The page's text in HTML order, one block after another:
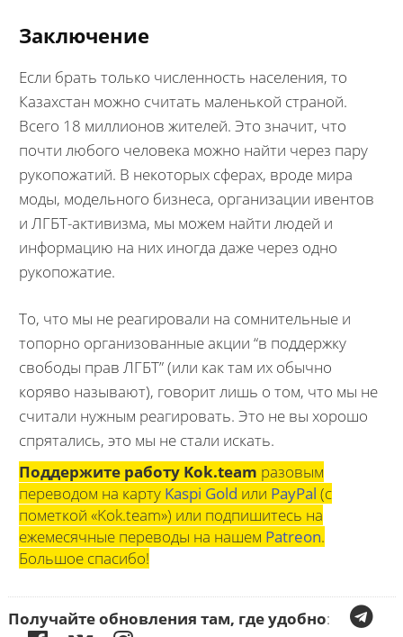
Заключение
Если брать только численность населения, то
Казахстан можно считать маленькой страной.
Всего 18 миллионов жителей. Это значит, что
почти любого человека можно найти через пару
рукопожатий. В некоторых сферах, вроде мира
моды, модельного бизнеса, организации ивентов
и ЛГБТ-активизма, мы можем найти людей и
информацию на них иногда даже через одно
рукопожатие.
То, что мы не реагировали на сомнительные и
топорно организованные акции “в поддержку
свободы прав ЛГБТ” (или как там их обычно
коряво называют), говорит лишь о том, что мы не
считали нужным реагировать. Это не вы хорошо
спрятались, это мы не стали искать.
Поддержите работу Kok.team разовым
переводом на карту Kaspi Gold или PayPal (с
пометкой «Kok.team») или подпишитесь на
ежемесячные переводы на нашем Patreon.
Большое спасибо!
Получайте обновления там, где удобно: